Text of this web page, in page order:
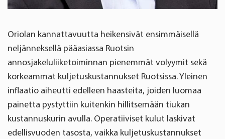
Oriolan kannattavuutta heikensivät ensimmäisellä
neljänneksellä pääasiassa Ruotsin
annosjakeluliiketoiminnan pienemmät volyymit sekä
korkeammat kuljetuskustannukset Ruotsissa. Yleinen
inflaatio aiheutti edelleen haasteita, joiden luomaa
painetta pystyttiin kuitenkin hillitsemään tiukan
kustannuskurin avulla. Operatiiviset kulut laskivat
edellisvuoden tasosta, vaikka kuljetuskustannukset